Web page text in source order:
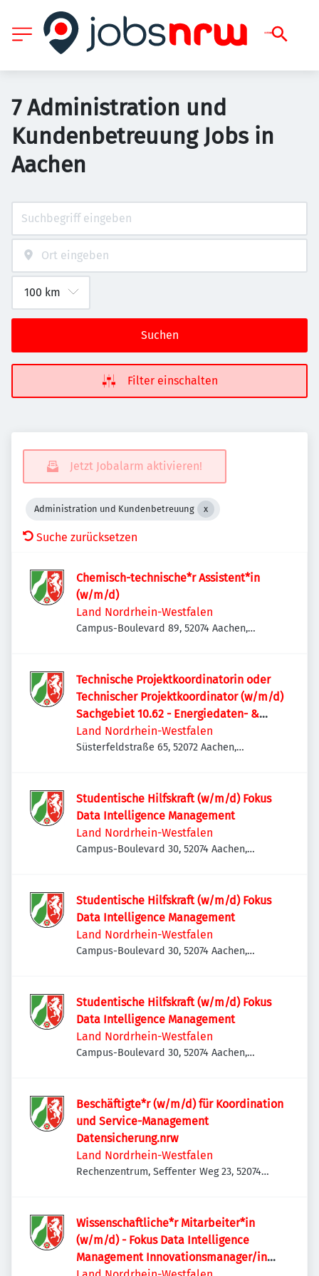
7 Administration und
Kundenbetreuung Jobs in
Aachen
Suchen
Filter einschalten
Jetzt Jobalarm aktivieren!
Administration und Kundenbetreuung
Suche zurücksetzen
Chemisch-technische*r Assistent*in
(w/m/d)
Land Nordrhein-Westfalen
Campus-Boulevard 89, 52074 Aachen,
Technische Projektkoordinatorin oder
Technischer Projektkoordinator (w/m/d)
Sachgebiet 10.62 - Energiedaten- &
Projektmanagement
Land Nordrhein-Westfalen
Süsterfeldstraße 65, 52072 Aachen,
Studentische Hilfskraft (w/m/d) Fokus
Data Intelligence Management
Land Nordrhein-Westfalen
Campus-Boulevard 30, 52074 Aachen,
Studentische Hilfskraft (w/m/d) Fokus
Data Intelligence Management
Land Nordrhein-Westfalen
Campus-Boulevard 30, 52074 Aachen,
Studentische Hilfskraft (w/m/d) Fokus
Data Intelligence Management
Land Nordrhein-Westfalen
Campus-Boulevard 30, 52074 Aachen,
Beschäftigte*r (w/m/d) für Koordination
und Service-Management
Datensicherung.nrw
Land Nordrhein-Westfalen
Rechenzentrum, Seffenter Weg 23, 52074
Wissenschaftliche*r Mitarbeiter*in
(w/m/d) - Fokus Data Intelligence
Management Innovationsmanager/in